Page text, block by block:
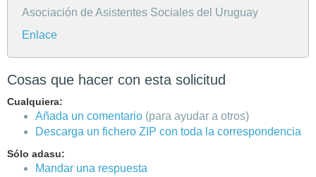
Asociación de Asistentes Sociales del Uruguay
Enlace
Cosas que hacer con esta solicitud
Cualquiera:
Añada un comentario (para ayudar a otros)
Descarga un fichero ZIP con toda la correspondencia
Sólo adasu:
Mandar una respuesta